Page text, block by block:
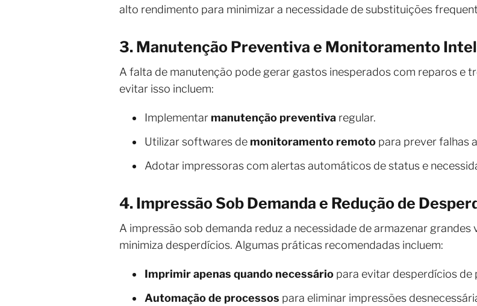
alto rendimento para minimizar a necessidade de substituições
3. Manutenção Preventiva e Monitoramento
A falta de manutenção pode gerar gastos inesperados com reparos e
evitar isso incluem:
Implementar manutenção preventiva regular.
Utilizar softwares de monitoramento remoto para prever falhas
Adotar impressoras com alertas automáticos de status e
4. Impressão Sob Demanda e Redução de
A impressão sob demanda reduz a necessidade de armazenar
minimiza desperdícios. Algumas práticas recomendadas incluem:
Imprimir apenas quando necessário para evitar desperdícios de
Automação de processos para eliminar impressões